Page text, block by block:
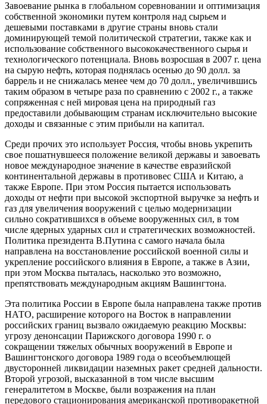
Завоевание рынка в глобальном соревновании и оптимизация
собственной экономики путем контроля над сырьем и
дешевыми поставками в другие страны вновь стали
доминирующей темой политической стратегии, также как и
использование собственного высококачественного сырья и
технологического потенциала. Вновь возросшая в 2007 г. цена
на сырую нефть, которая поднялась осенью до 90 долл. за
баррель и не снижалась менее чем до 70 долл., увеличившись
таким образом в четыре раза по сравнению с 2002 г., а также
сопряженная с ней мировая цена на природный газ
предоставили добывающим странам исключительно высокие
доходы и связанные с этим прибыли на капитал.
Среди прочих это использует Россия, чтобы вновь укрепить
свое пошатнувшееся положение великой державы и завоевать
новое международное значение в качестве евразийской
континентальной державы в противовес США и Китаю, а
также Европе. При этом Россия пытается использовать
доходы от нефти при высокой экспортной выручке за нефть и
газ для увеличения вооружений с целью модернизации
сильно сократившихся в объеме вооруженных сил, в том
числе ядерных ударных сил и стратегических возможностей.
Политика президента В.Путина с самого начала была
направлена на восстановление российской военной силы и
укрепление российского влияния в Европе, а также в Азии,
при этом Москва пыталась, насколько это возможно,
препятствовать международным акциям Вашингтона.
Эта политика России в Европе была направлена также против
НАТО, расширение которого на Восток в направлении
российских границ вызвало ожидаемую реакцию Москвы:
угрозу денонсации Парижского договора 1990 г. о
сокращении тяжелых обычных вооружений в Европе и
Вашингтонского договора 1989 года о всеобъемлющей
двусторонней ликвидации наземных ракет средней дальности.
Второй угрозой, высказанной в том числе высшим
генералитетом в Москве, были возражения на план
передового стационирования американской противоракетной